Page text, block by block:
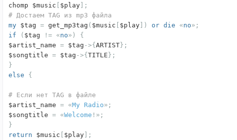
chomp $music
$play ];
# Достаем TAG из mp3 файла
my $tag = get_mp3tag ( $music $play ]) or die «no»;
if
( $tag != «no»)
{
$artist_name = $tag ->{ ARTIST };
$songtitle = $tag ->{ TITLE };
}
else
{
# Если нет TAG в файле
$artist_name = «My Radio»;
$songtitle = «Welcome !»;
}
return $music $play ];